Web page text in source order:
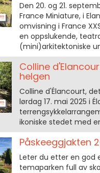
Den 20. og 21.
France Miniature, i
omvisning i France
en oppslukende,
(mini)arkitektoniske
Colline
helgen
Colline d'Élancourt,
lørdag 17. mai 2025 i
ikoniske stedet med
Påskeeggjakten
Leter du etter en god
temaparken full av